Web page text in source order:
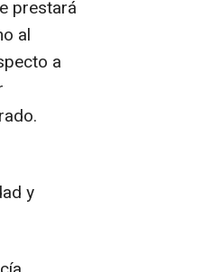
prestará
al
a
y